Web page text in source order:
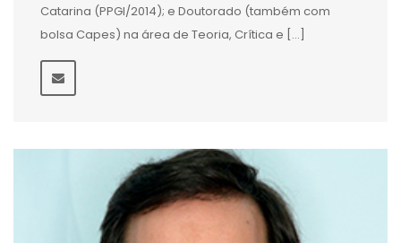
Catarina (PPGI/2014); e Doutorado (também com
bolsa Capes) na área de Teoria, Crítica e […]